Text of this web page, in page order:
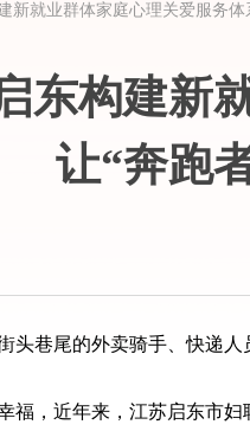
新就业群体家庭心理关爱服务
东构建新
让“奔跑
巷尾的外卖骑手、快递人
，近年来，江苏启东市妇